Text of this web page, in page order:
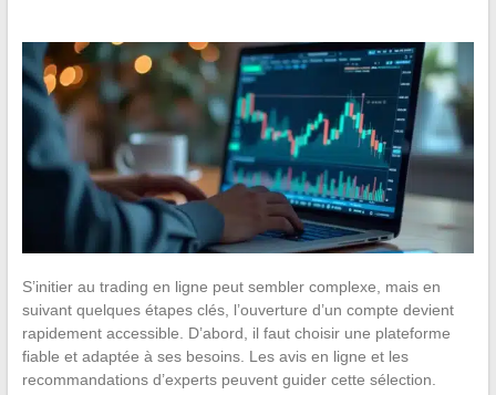
S’initier au trading en ligne peut sembler complexe, mais en
suivant quelques étapes clés, l’ouverture d’un compte devient
rapidement accessible. D’abord, il faut choisir une plateforme
fiable et adaptée à ses besoins. Les avis en ligne et les
recommandations d’experts peuvent guider cette sélection.